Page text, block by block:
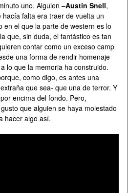
uno. Alguien –Austin Snell,
falta era traer de vuelta un
en el que la parte de western es lo
que, sin duda, el fantástico es tan
contar como un exceso camp
una forma de rendir homenaje
lo que la memoria ha construido.
como digo, es antes una
que sea- que una de terror. Y
encima del fondo. Pero,
que alguien se haya molestado
hacer algo así.